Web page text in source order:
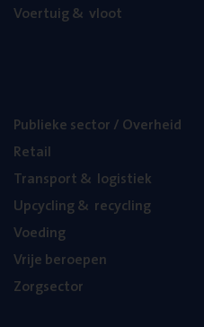
Voer­tuig& vloot
Publie­ke sec­tor / Overheid
Retail
Trans­port& logistiek
Upcy­cling& recycling
Voe­ding
Vrije beroe­pen
Zorg­sec­tor